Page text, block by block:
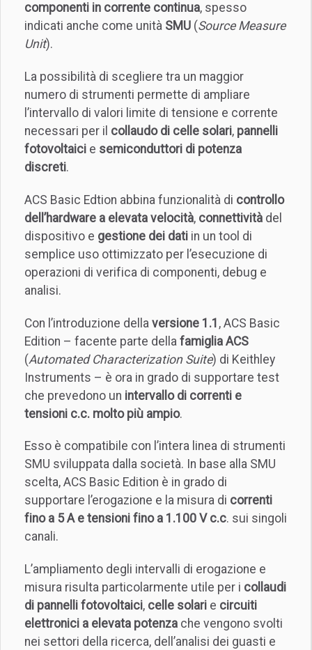
componenti in corrente continua, spesso
indicati anche come unità SMU (Source Measure
Unit).
La possibilità di scegliere tra un maggior
numero di strumenti permette di ampliare
l’intervallo di valori limite di tensione e corrente
necessari per il collaudo di celle solari, pannelli
fotovoltaici e semiconduttori di potenza
discreti.
ACS Basic Edtion abbina funzionalità di controllo
dell’hardware a elevata velocità, connettività del
dispositivo e gestione dei dati in un tool di
semplice uso ottimizzato per l’esecuzione di
operazioni di verifica di componenti, debug e
analisi.
Con l’introduzione della versione 1.1 , ACS Basic
Edition – facente parte della famiglia ACS
(Automated Characterization Suite) di Keithley
Instruments – è ora in grado di supportare test
che prevedono un intervallo di correnti e
tensioni c.c. molto più ampio.
Esso è compatibile con l’intera linea di strumenti
SMU sviluppata dalla società. In base alla SMU
scelta, ACS Basic Edition è in grado di
supportare l’erogazione e la misura di correnti
fino a 5 A e tensioni fino a 1.100 V c.c. sui singoli
canali.
L’ampliamento degli intervalli di erogazione e
misura risulta particolarmente utile per i collaudi
di pannelli fotovoltaici, celle solari e circuiti
elettronici a elevata potenza che vengono svolti
nei settori della ricerca, dell’analisi dei guasti e